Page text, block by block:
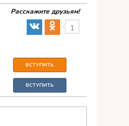
Расскажите друзьям!
1
ВСТУПИТЬ
ВСТУПИТЬ